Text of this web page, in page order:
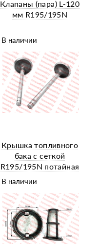
Клапаны (пара) L-120
мм R195/195N
В наличии
Крышка топливного
бака с сеткой
R195/195N потайная
В наличии